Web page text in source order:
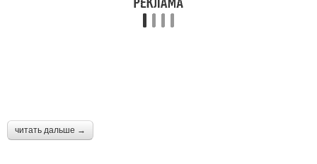
читать дальше →